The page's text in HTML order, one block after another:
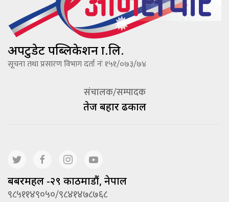
अपटुडेट पब्लिकेशन प्रा.लि.
सूचना तथा प्रसारण विभाग दर्ता नंः १५१/०७३/७४
संचालक/सम्पादक
तेज बहादूर ढकाल
बबरमहल -२९ काठमाडौं, नेपाल
९८५११४९०५०/९८४१४७८७६८